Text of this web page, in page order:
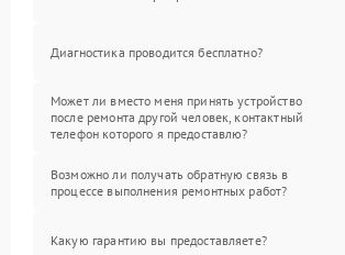
Диагностика проводится бесплатно?
Может ли вместо меня принять устройство
после ремонта другой человек, контактный
телефон которого я предоставлю?
Возможно ли получать обратную связь в
процессе выполнения ремонтных работ?
Какую гарантию вы предоставляете?